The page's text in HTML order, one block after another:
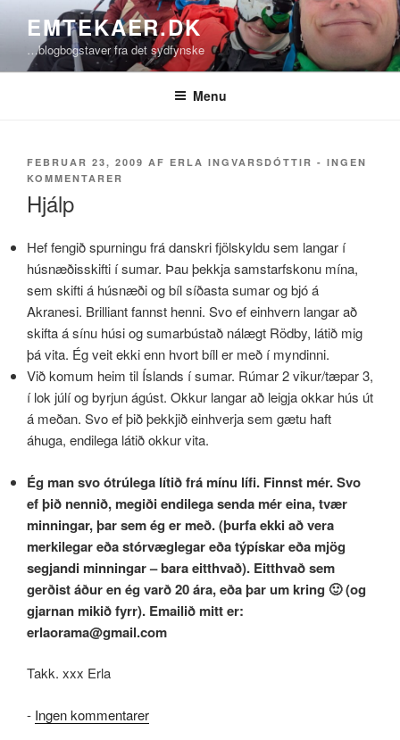
indhold
EMTEKAER.DK
…blogbogstaver fra det sydfynske
Menu
UDGIVET
DEN
FEBRUAR 23, 2009 AF ERLA INGVARSDÓTTIR - INGEN
KOMMENTARER
Hjálp
Hef fengið spurningu frá danskri fjölskyldu sem langar í
húsnæðisskifti í sumar. Þau þekkja samstarfskonu mína,
sem skifti á húsnæði og bíl síðasta sumar og bjó á
Akranesi. Brilliant fannst henni. Svo ef einhvern langar að
skifta á sínu húsi og sumarbústað nálægt Rödby, látið mig
þá vita. Ég veit ekki enn hvort bíll er með í myndinni.
Við komum heim til Íslands í sumar. Rúmar 2 vikur/tæpar 3,
í lok júlí og byrjun ágúst. Okkur langar að leigja okkar hús út
á meðan. Svo ef þið þekkjið einhverja sem gætu haft
áhuga, endilega látið okkur vita.
Ég man svo ótrúlega lítið frá mínu lífi. Finnst mér. Svo
ef þið nennið, megiði endilega senda mér eina, tvær
minningar, þar sem ég er með. (þurfa ekki að vera
merkilegar eða stórvæglegar eða týpískar eða mjög
segjandi minningar – bara eitthvað). Eitthvað sem
gerðist áður en ég varð 20 ára, eða þar um kring 🙂 (og
gjarnan mikið fyrr). Emailið mitt er:
erlaorama@gmail.com
Takk. xxx Erla
- Ingen kommentarertil